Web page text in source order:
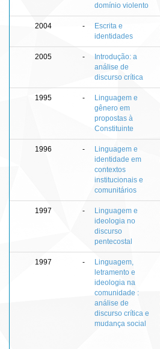
domínio violento
2004 -
Escrita e
identidades
2005 -
Introdução: a
análise de
discurso crítica
1995 -
Linguagem e
gênero em
propostas à
Constituinte
1996 -
Linguagem e
identidade em
contextos
institucionais e
comunitários
1997 -
Linguagem e
ideologia no
discurso
pentecostal
1997 -
Linguagem,
letramento e
ideologia na
comunidade :
análise de
discurso crítica e
mudança social